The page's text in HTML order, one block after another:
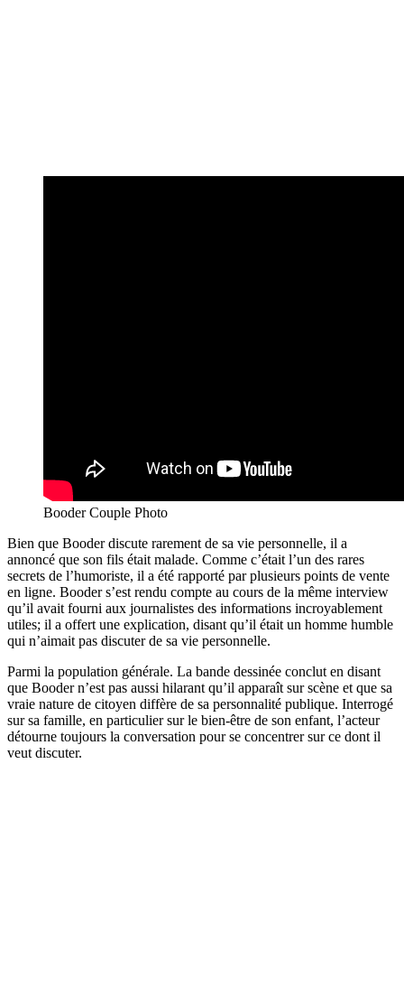
Booder Couple Photo
Bien que Booder discute rarement de sa vie personnelle, il a
annoncé que son fils était malade. Comme c’était l’un des rares
secrets de l’humoriste, il a été rapporté par plusieurs points de vente
en ligne. Booder s’est rendu compte au cours de la même interview
qu’il avait fourni aux journalistes des informations incroyablement
utiles; il a offert une explication, disant qu’il était un homme humble
qui n’aimait pas discuter de sa vie personnelle.
Parmi la population générale. La bande dessinée conclut en disant
que Booder n’est pas aussi hilarant qu’il apparaît sur scène et que sa
vraie nature de citoyen diffère de sa personnalité publique. Interrogé
sur sa famille, en particulier sur le bien-être de son enfant, l’acteur
détourne toujours la conversation pour se concentrer sur ce dont il
veut discuter.